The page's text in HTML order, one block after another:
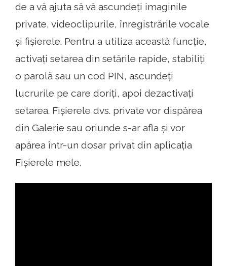
de a vă ajuta să vă ascundeți imaginile
private, videoclipurile, înregistrările vocale
și fișierele. Pentru a utiliza această funcție,
activați setarea din setările rapide, stabiliți
o parolă sau un cod PIN, ascundeți
lucrurile pe care doriți, apoi dezactivați
setarea. Fișierele dvs. private vor dispărea
din Galerie sau oriunde s-ar afla și vor
apărea într-un dosar privat din aplicația
Fișierele mele.